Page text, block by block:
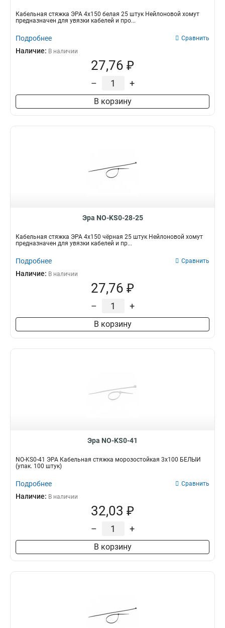
Кабельная стяжка ЭРА 4х150 белая 25 штук Нейлоновой хомут
предназначен для увязки кабелей и про...
Подробнее Сравнить
Наличие: В наличии
27,76 ₽
– +
В корзину
Эра NO-KS0-28-25
Кабельная стяжка ЭРА 4х150 чёрная 25 штук Нейлоновой хомут
предназначен для увязки кабелей и пр...
Подробнее Сравнить
Наличие: В наличии
27,76 ₽
– +
В корзину
Эра NO-KS0-41
NO-KS0-41 ЭРА Кабельная стяжка морозостойкая 3x100 БЕЛЫЙ
(упак. 100 штук)
Подробнее Сравнить
Наличие: В наличии
32,03 ₽
– +
В корзину